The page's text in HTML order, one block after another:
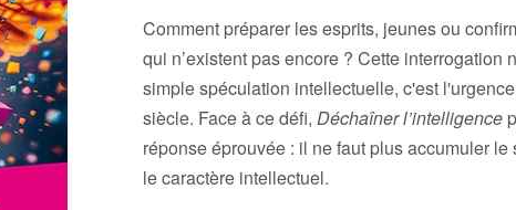
Comment préparer les esprits, jeunes ou
qui n’existent pas encore ? Cette interrogation
simple spéculation intellectuelle, c'est
siècle. Face à ce défi, Déchaîner l’intelligence
réponse éprouvée : il ne faut plus accumuler le
le caractère intellectuel.